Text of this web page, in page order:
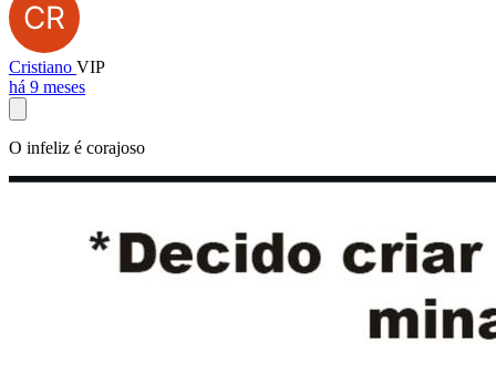
Cristiano VIP
há 9 meses
O infeliz é corajoso